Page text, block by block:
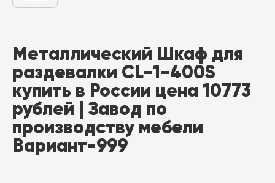
Металлический Шкаф для
раздевалки CL-1-400S
купить в России цена 10773
рублей | Завод по
производству мебели
Вариант-999